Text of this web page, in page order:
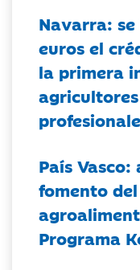
Navarra:
euros el
la primera
País
fomento
Programa